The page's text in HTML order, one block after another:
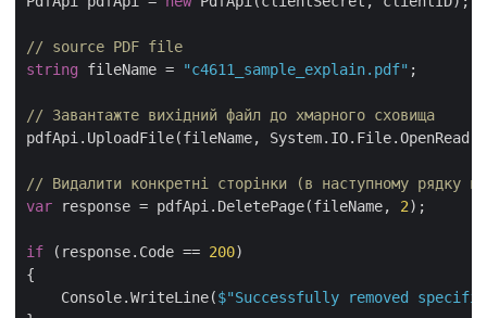
// source PDF file
string fileName = "c4611_sample_explain.pdf" ;
// Завантажте вихідний файл до хмарного сховища
pdfApi.UploadFile(fileName,
// Видалити конкретні сторінки (в наступному рядку
var response = pdfApi.DeletePage(fileName, 2);
if (response.Code == 200)
{
    Console.WriteLine(
$"Successfully removed